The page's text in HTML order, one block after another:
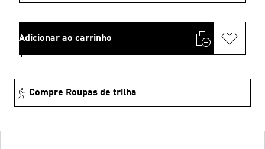
Adicionar ao carrinho
Compre Roupas de trilha